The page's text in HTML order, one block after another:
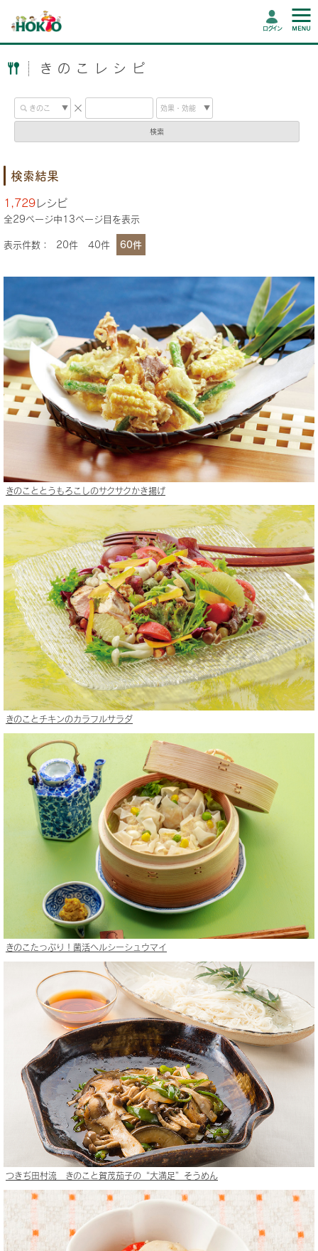
ログイン
きのこレシピ
検索
検索結果
1,729レシピ
全29ページ中13ページ目を表示
表示件数： 20件 40件 60件
きのこととうもろこしのサクサクかき揚げ
きのことチキンのカラフルサラダ
きのこたっぷり！菌活ヘルシーシュウマイ
つきぢ田村流 きのこと賀茂茄子の“大満足”そうめん